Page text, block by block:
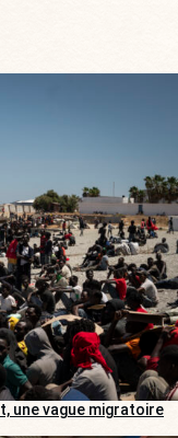
une vague migratoire